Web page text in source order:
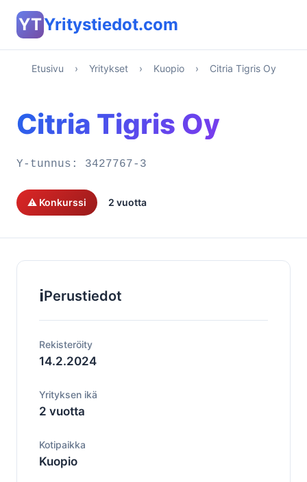
YTYritystiedot.com
Etusivu › Yritykset › Kuopio › Citria Tigris Oy
Citria Tigris Oy
Y-tunnus: 3427767-3
⚠️ Konkurssi 2 vuotta
ℹ️Perustiedot
Rekisteröity
14.2.2024
Yrityksen ikä
2 vuotta
Kotipaikka
Kuopio